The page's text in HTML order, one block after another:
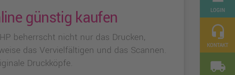
LOGIN
headset_mic
KONTAKT
local_shipping
günstig kaufen
beherrscht nicht nur das Drucken,
das Vervielfältigen und das Scannen.
Druckköpfe.